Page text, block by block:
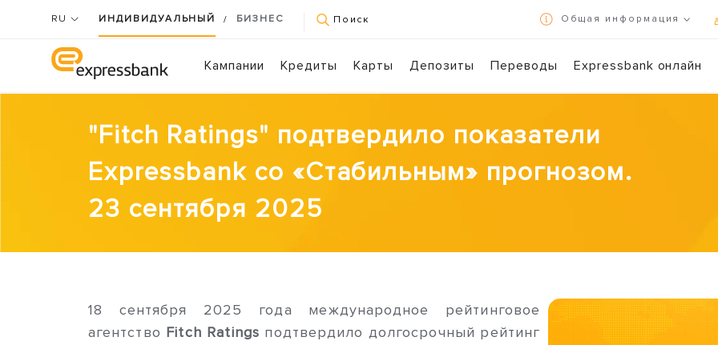
RU ИНДИВИДУАЛЬНЫЙ / БИЗНЕС Поиск Общая информация
Кампании Кредиты Карты Депозиты Переводы Expressbank онлайн
"Fitch Ratings" подтвердило показатели
Expressbank со «Стабильным» прогнозом.
23 сентября 2025
18 сентября 2025 года международное рейтинговое
агентство Fitch Ratings подтвердило долгосрочный рейтинг